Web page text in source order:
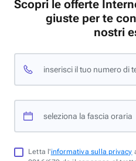
Scopri le offerte
giuste per te
nostri
inserisci il tuo numero di
seleziona la fascia oraria
Letta l'informativa sulla privacy